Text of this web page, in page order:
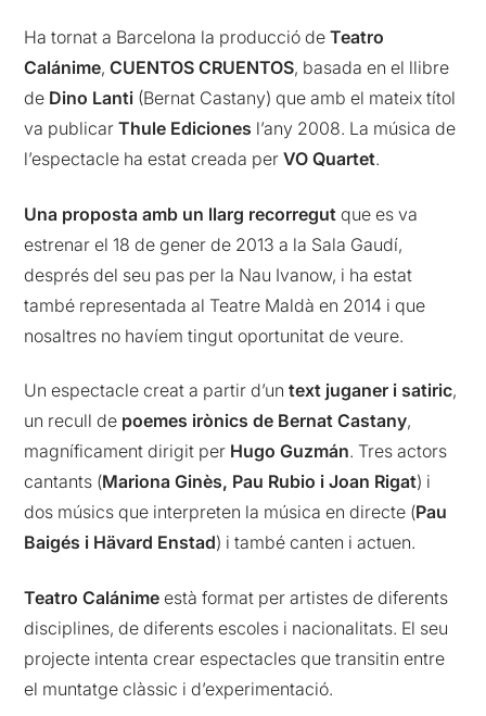
Ha tornat a Barcelona la producció de Teatro
Calánime,CUENTOS CRUENTOS, basada en el llibre
de Dino Lanti (Bernat Castany) que amb el mateix títol
va publicarThule Ediciones l’any 2008. La música de
l’espectacle ha estat creada perVO Quartet.
Una proposta amb un llarg recorregut que es va
estrenar el 18 de gener de 2013 a la Sala Gaudí,
després del seu pas per la Nau Ivanow, i ha estat
també representada al Teatre Maldà en 2014 i que
nosaltres no havíem tingut oportunitat de veure.
Un espectacle creat a partir d’untext juganer i satiric,
un recull de poemes irònics de Bernat Castany,
magníficament dirigit per Hugo Guzmán. Tres actors
cantants (Mariona Ginès, Pau Rubio i Joan Rigat) i
dos músics que interpreten la música en directe (Pau
Baigés i Hävard Enstad) i també canten i actuen.
Teatro Calánime està format per artistes de diferents
disciplines, de diferents escoles i nacionalitats. El seu
projecte intenta crear espectacles que transitin entre
el muntatge clàssic i d’experimentació.